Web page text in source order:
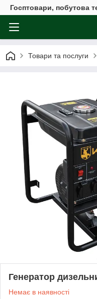
Госптовари, побутова
Товари та послуги
Генератор
Немає в наявності